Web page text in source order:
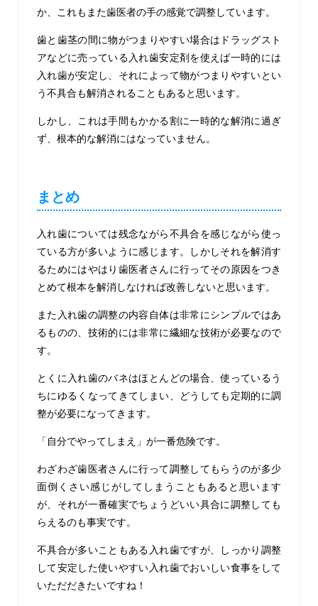
か、これもまた歯医者の手の感覚で調整しています。
歯と歯茎の間に物がつまりやすい場合はドラッグスト
アなどに売っている入れ歯安定剤を使えば一時的には
入れ歯が安定し、それによって物がつまりやすいとい
う不具合も解消されることもあると思います。
しかし、これは手間もかかる割に一時的な解消に過ぎ
ず、根本的な解消にはなっていません。
まとめ
入れ歯については残念ながら不具合を感じながら使っ
ている方が多いように感じます。しかしそれを解消す
るためにはやはり歯医者さんに行ってその原因をつき
とめて根本を解消しなければ改善しないと思います。
また入れ歯の調整の内容自体は非常にシンプルではあ
るものの、技術的には非常に繊細な技術が必要なので
す。
とくに入れ歯のバネはほとんどの場合、使っているう
ちにゆるくなってきてしまい、どうしても定期的に調
整が必要になってきます。
「自分でやってしまえ」が一番危険です。
わざわざ歯医者さんに行って調整してもらうのが多少
面倒くさい感じがしてしまうこともあると思います
が、それが一番確実でちょうどいい具合に調整しても
らえるのも事実です。
不具合が多いこともある入れ歯ですが、しっかり調整
して安定した使いやすい入れ歯でおいしい食事をして
いただだきたいですね！